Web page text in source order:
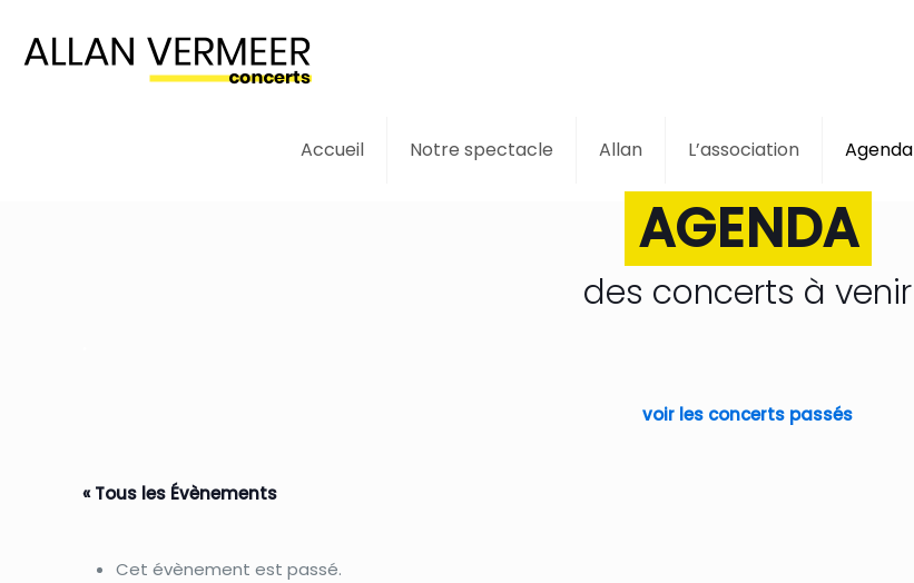
Accueil Notre spectacle Allan L’association Agenda
AGENDA
des concerts à venir
voir les concerts passés
« Tous les Évènements
Cet évènement est passé.